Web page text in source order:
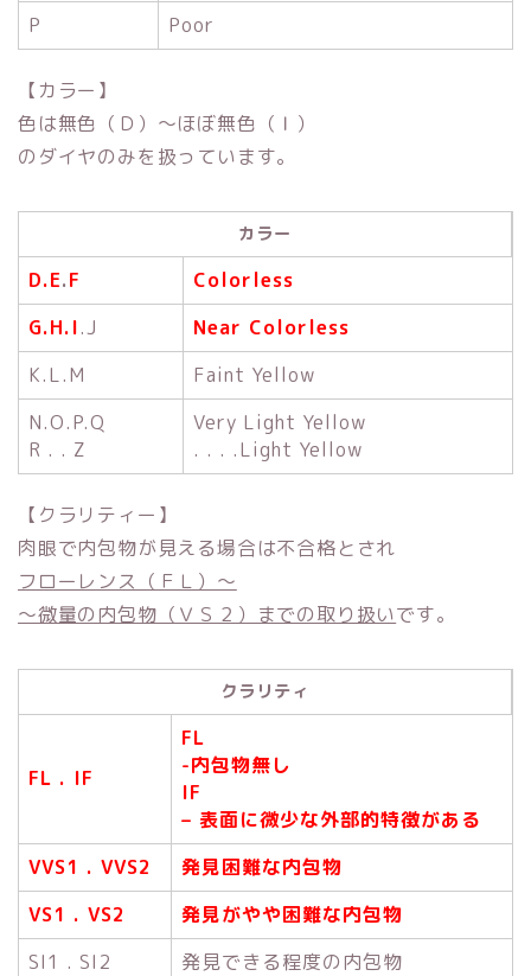
P
Poor
【カラー】
色は無色（Ｄ）～ほぼ無色（Ｉ）
のダイヤのみを扱っています。
カラー
D.E.F
Colorless
G.H.I.J
Near Colorless
K.L.M
Faint Yellow
N.O.P.Q
R . . Z
Very Light Yellow
. . . .Light Yellow
【クラリティー】
肉眼で内包物が見える場合は不合格とされ
フローレンス（ＦＬ）～
～微量の内包物（ＶＳ２）までの取り扱いです。
クラリティ
FL . IF
FL
-内包物無し
IF
– 表面に微少な外部的特徴がある
VVS1 . VVS2
発見困難な内包物
VS1 . VS2
発見がやや困難な内包物
SI1 . SI2
発見できる程度の内包物